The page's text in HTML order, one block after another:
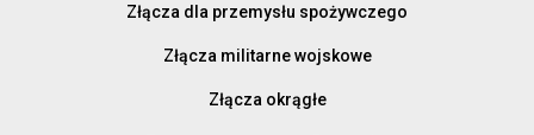
Złącza dla przemysłu spożywczego
Złącza militarne wojskowe
Złącza okrągłe